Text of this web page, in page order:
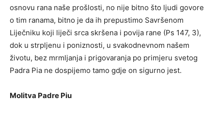
osnovu rana naše prošlosti, no nije bitno što ljudi govore
o tim ranama, bitno je da ih prepustimo Savršenom
Liječniku koji liječi srca skršena i povija rane (Ps 147, 3),
dok u strpljenu i poniznosti, u svakodnevnom našem
životu, bez mrmljanja i prigovaranja po primjeru svetog
Padra Pia ne dospijemo tamo gdje on sigurno jest.
Molitva Padre Piu